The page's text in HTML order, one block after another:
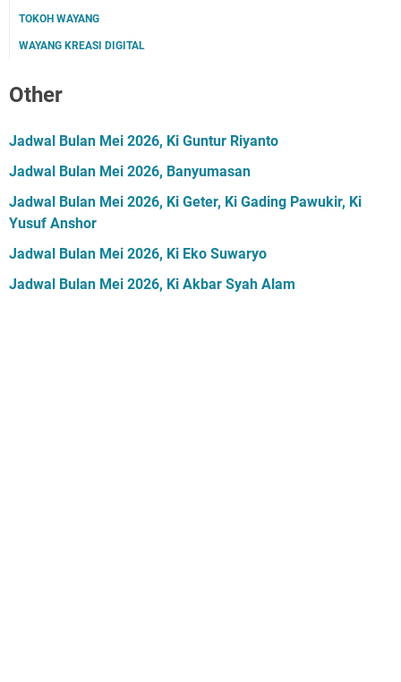
TOKOH WAYANG
WAYANG KREASI DIGITAL
Other
Jadwal Bulan Mei 2026, Ki Guntur Riyanto
Jadwal Bulan Mei 2026, Banyumasan
Jadwal Bulan Mei 2026, Ki Geter, Ki Gading Pawukir, Ki
Yusuf Anshor
Jadwal Bulan Mei 2026, Ki Eko Suwaryo
Jadwal Bulan Mei 2026, Ki Akbar Syah Alam